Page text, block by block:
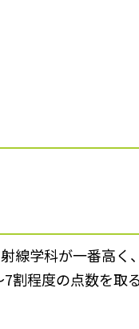
線学科が一番高
割程度の点数を取